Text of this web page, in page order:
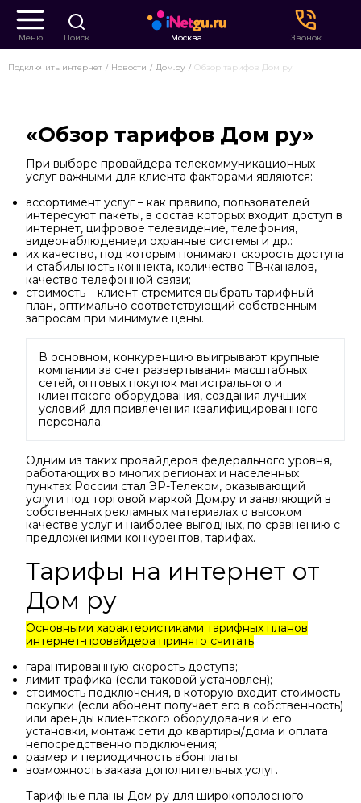
Меню Поиск Москва Звонок
Подключить интернет Новости Дом.ру Обзор тарифов Дом ру
«Обзор тарифов Дом ру»
При выборе провайдера телекоммуникационных
услуг важными для клиента факторами являются:
ассортимент услуг – как правило, пользователей
интересуют пакеты, в состав которых входит доступ в
интернет, цифровое телевидение, телефония,
видеонаблюдение,и охранные системы и др.:
их качество, под которым понимают скорость доступа
и стабильность коннекта, количество ТВ-каналов,
качество телефонной связи;
стоимость – клиент стремится выбрать тарифный
план, оптимально соответствующий собственным
запросам при минимуме цены.
В основном, конкуренцию выигрывают крупные
компании за счет развертывания масштабных
сетей, оптовых покупок магистрального и
клиентского оборудования, создания лучших
условий для привлечения квалифицированного
персонала.
Одним из таких провайдеров федерального уровня,
работающих во многих регионах и населенных
пунктах России стал ЭР-Телеком, оказывающий
услуги под торговой маркой Дом.ру и заявляющий в
собственных рекламных материалах о высоком
качестве услуг и наиболее выгодных, по сравнению с
предложениями конкурентов, тарифах.
Тарифы на интернет от
Дом ру
Основными характеристиками тарифных планов
интернет-провайдера принято считать:
гарантированную скорость доступа;
лимит трафика (если таковой установлен);
стоимость подключения, в которую входит стоимость
покупки (если абонент получает его в собственность)
или аренды клиентского оборудования и его
установки, монтаж сети до квартиры/дома и оплата
непосредственно подключения;
размер и периодичность абонплаты;
возможность заказа дополнительных услуг.
Тарифные планы Дом ру для широкополосного